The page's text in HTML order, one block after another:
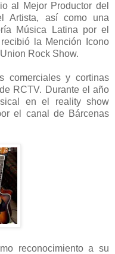
al Mejor Productor del
Artista, así como una
Música Latina por el
la Mención Icono
Rock Show.
comerciales y cortinas
RCTV. Durante el año
en el reality show
el canal de Bárcenas
reconocimiento a su